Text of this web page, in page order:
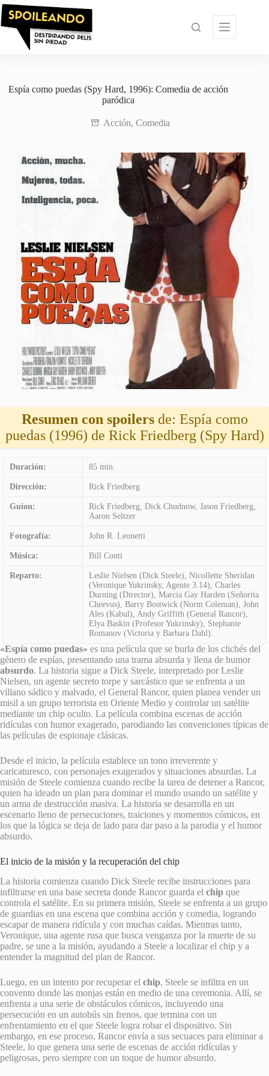
Saltar
al
contenido
Espía como puedas (Spy Hard, 1996): Comedia de acción
paródica
Acción, Comedia
Resumen con spoilersde: Espía como
puedas (1996) de Rick Friedberg (Spy Hard)
Duración: 85 min.
Dirección: Rick Friedberg
Guion:
Rick Friedberg, Dick Chudnow, Jason Friedberg,
Aaron Seltzer
Fotografía: John R. Leonetti
Música: Bill Conti
Reparto:
Leslie Nielsen (Dick Steele), Nicollette Sheridan
(Veronique Yukrinsky, Agente 3.14), Charles
Durning (Director), Marcia Gay Harden (Señorita
Cheevus), Barry Bostwick (Norm Coleman), John
Ales (Kabul), Andy Griffith (General Rancor),
Elya Baskin (Profesor Yukrinsky), Stephanie
Romanov (Victoria y Barbara Dahl).
«Espía como puedas» es una película que se burla de los clichés del
género de espías, presentando una trama absurda y llena de humor
absurdo. La historia sigue a Dick Steele, interpretado por Leslie
Nielsen, un agente secreto torpe y sarcástico que se enfrenta a un
villano sádico y malvado, el General Rancor, quien planea vender un
misil a un grupo terrorista en Oriente Medio y controlar un satélite
mediante un chip oculto. La película combina escenas de acción
ridículas con humor exagerado, parodiando las convenciones típicas de
las películas de espionaje clásicas.
Desde el inicio, la película establece un tono irreverente y
caricaturesco, con personajes exagerados y situaciones absurdas. La
misión de Steele comienza cuando recibe la tarea de detener a Rancor,
quien ha ideado un plan para dominar el mundo usando un satélite y
un arma de destrucción masiva. La historia se desarrolla en un
escenario lleno de persecuciones, traiciones y momentos cómicos, en
los que la lógica se deja de lado para dar paso a la parodia y el humor
absurdo.
El inicio de la misión y la recuperación del chip
La historia comienza cuando Dick Steele recibe instrucciones para
infiltrarse en una base secreta donde Rancor guarda el chip que
controla el satélite. En su primera misión, Steele se enfrenta a un grupo
de guardias en una escena que combina acción y comedia, logrando
escapar de manera ridícula y con muchas caídas. Mientras tanto,
Veronique, una agente rusa que busca venganza por la muerte de su
padre, se une a la misión, ayudando a Steele a localizar el chip y a
entender la magnitud del plan de Rancor.
Luego, en un intento por recuperar el chip, Steele se infiltra en un
convento donde las monjas están en medio de una ceremonia. Allí, se
enfrenta a una serie de obstáculos cómicos, incluyendo una
persecución en un autobús sin frenos, que termina con un
enfrentamiento en el que Steele logra robar el dispositivo. Sin
embargo, en ese proceso, Rancor envía a sus secuaces para eliminar a
Steele, lo que genera una serie de escenas de acción ridículas y
peligrosas, pero siempre con un toque de humor absurdo.